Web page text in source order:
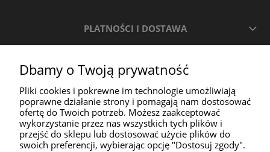
PŁATNOŚCI I DOSTAWA
INFORMACJE
O NAS
Dbamy o Twoją prywatność
Pliki cookies i pokrewne im technologie umożliwiają
poprawne działanie strony i pomagają nam dostosować
ofertę do Twoich potrzeb. Możesz zaakceptować
wykorzystanie przez nas wszystkich tych plików i
przejść do sklepu lub dostosować użycie plików do
swoich preferencji, wybierając opcję "Dostosuj zgody".